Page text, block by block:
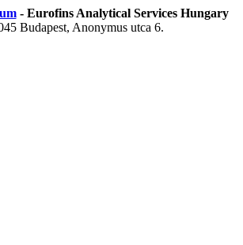
- Eurofins Analytical Services Hungary
Budapest, Anonymus utca 6.